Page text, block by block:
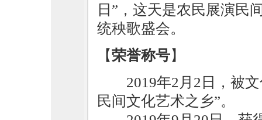
日”，这天是农民展演民
统秧歌盛会。
【荣誉称号】
2019年2月2日，被
民间文化艺术之乡”。